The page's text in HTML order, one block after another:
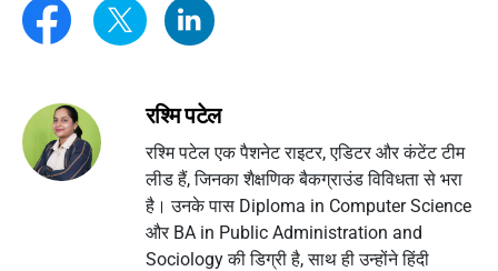
रश्मि पटेल
रश्मि पटेल एक पैशनेट राइटर, एडिटर और कंटेंट टीम
लीड हैं, जिनका शैक्षणिक बैकग्राउंड विविधता से भरा
है। उनके पास Diploma in Computer Science
और BA in Public Administration and
Sociology की डिग्री है, साथ ही उन्होंने हिंदी